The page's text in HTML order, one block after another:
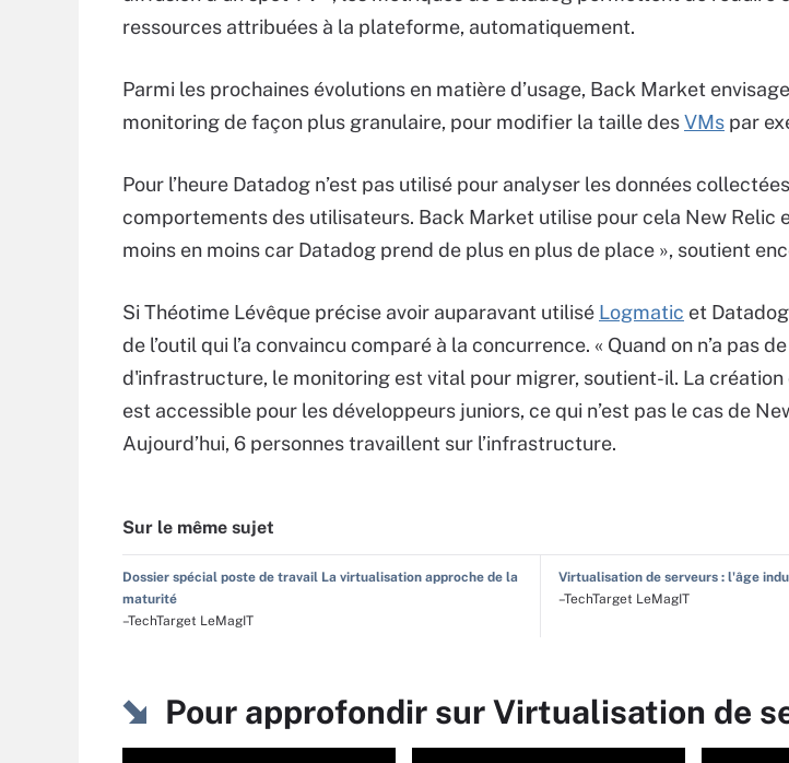
ressources attribuées à la plateforme, automatiquement.
Parmi les prochaines évolutions en matière d’usage, Back Market
monitoring de façon plus granulaire, pour modifier la taille desVMs par
Pour l’heure Datadog n’est pas utilisé pour analyser les données
comportements des utilisateurs. Back Market utilise pour cela New Relic
moins en moins car Datadog prend de plus en plus de place », soutient
Si Théotime Lévêque précise avoir auparavant utilisé Logmatic et
de l’outil qui l’a convaincu comparé à la concurrence. « Quand on n’a pas
d'infrastructure, le monitoring est vital pour migrer, soutient-il. La
est accessible pour les développeurs juniors, ce qui n’est pas le cas de
Aujourd’hui, 6 personnes travaillent sur l’infrastructure.
Sur le même sujet
Dossier spécial poste de travail La virtualisation approche de la
maturité
–TechTarget LeMagIT
Virtualisation de serveurs : l'âge
–TechTarget LeMagIT
Pour approfondir sur Virtualisation de